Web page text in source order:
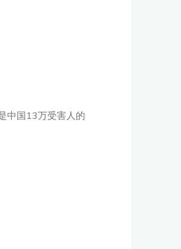
中国13万受害人的